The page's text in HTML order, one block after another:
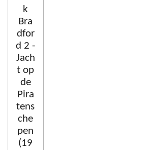
k
Bra
dfor
d 2 -
Jach
t op
de
Pira
tens
che
pen
(19